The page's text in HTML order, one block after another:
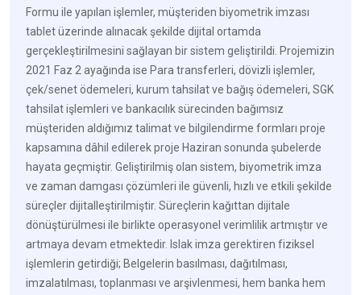
Formu ile yapılan işlemler, müşteriden biyometrik imzası
tablet üzerinde alınacak şekilde dijital ortamda
gerçekleştirilmesini sağlayan bir sistem geliştirildi. Projemizin
2021 Faz 2 ayağında ise Para transferleri, dövizli işlemler,
çek/senet ödemeleri, kurum tahsilat ve bağış ödemeleri, SGK
tahsilat işlemleri ve bankacılık sürecinden bağımsız
müşteriden aldığımız talimat ve bilgilendirme formları proje
kapsamına dâhil edilerek proje Haziran sonunda şubelerde
hayata geçmiştir. Geliştirilmiş olan sistem, biyometrik imza
ve zaman damgası çözümleri ile güvenli, hızlı ve etkili şekilde
süreçler dijitalleştirilmiştir. Süreçlerin kağıttan dijitale
dönüştürülmesi ile birlikte operasyonel verimlilik artmıştır ve
artmaya devam etmektedir. Islak imza gerektiren fiziksel
işlemlerin getirdiği; Belgelerin basılması, dağıtılması,
imzalatılması, toplanması ve arşivlenmesi, hem banka hem